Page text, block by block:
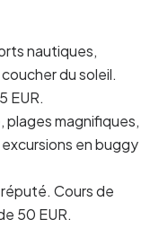
nautiques,
du soleil.
EUR.
plages magnifiques,
en buggy
Cours de
50 EUR.